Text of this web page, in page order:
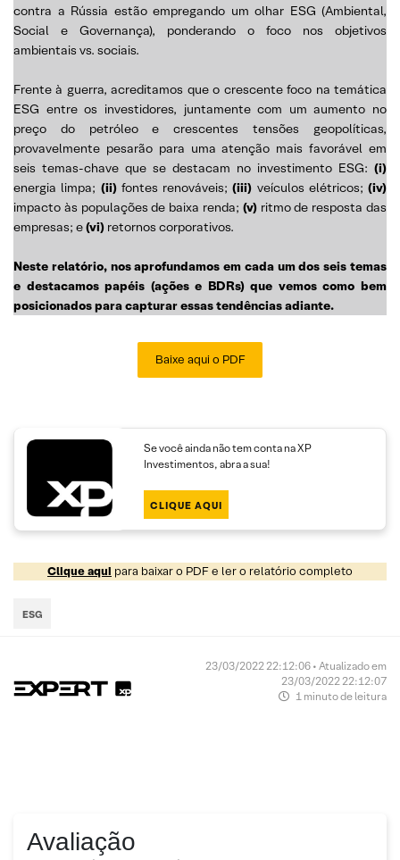
contra a Rússia estão empregando um olhar ESG (Ambiental,
Social e Governança), ponderando o foco nos objetivos
ambientais vs. sociais.
Frente à guerra, acreditamos que o crescente foco na temática
ESG entre os investidores, juntamente com um aumento no
preço do petróleo e crescentes tensões geopolíticas,
provavelmente pesarão para uma atenção mais favorável em
seis temas-chave que se destacam no investimento ESG: (i)
energia limpa; (ii)fontes renováveis;(iii) veículos elétricos; (iv)
impacto às populações de baixa renda; (v)ritmo de resposta das
empresas; e(vi) retornos corporativos.
Neste relatório, nos aprofundamos em cada um dos seis temas
e destacamos papéis (ações e BDRs) que vemos como bem
posicionados para capturar essas tendências adiante.
Baixe aqui o PDF
Se você ainda não tem conta na XP
Investimentos, abra a sua!
CLIQUE AQUI
Clique aqui para baixar o PDF e ler o relatório completo
ESG
23/03/2022 22:12:06 • Atualizado em
23/03/2022 22:12:07
1 minuto de leitura
Avaliação